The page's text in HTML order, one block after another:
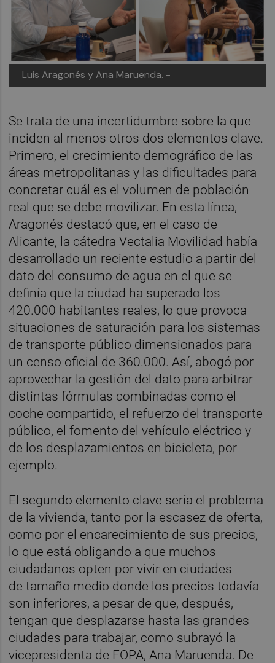
Luis Aragonés y Ana Maruenda. -
Se trata de una incertidumbre sobre la que
inciden al menos otros dos elementos clave.
Primero, el crecimiento demográfico de las
áreas metropolitanas y las dificultades para
concretar cuál es el volumen de población
real que se debe movilizar. En esta línea,
Aragonés destacó que, en el caso de
Alicante, la cátedra Vectalia Movilidad había
desarrollado un reciente estudio a partir del
dato del consumo de agua en el que se
definía que la ciudad ha superado los
420.000 habitantes reales, lo que provoca
situaciones de saturación para los sistemas
de transporte público dimensionados para
un censo oficial de 360.000. Así, abogó por
aprovechar la gestión del dato para arbitrar
distintas fórmulas combinadas como el
coche compartido, el refuerzo del transporte
público, el fomento del vehículo eléctrico y
de los desplazamientos en bicicleta, por
ejemplo.
El segundo elemento clave sería el problema
de la vivienda, tanto por la escasez de oferta,
como por el encarecimiento de sus precios,
lo que está obligando a que muchos
ciudadanos opten por vivir en ciudades
de tamaño medio donde los precios todavía
son inferiores, a pesar de que, después,
tengan que desplazarse hasta las grandes
ciudades para trabajar, como subrayó la
vicepresidenta de FOPA, Ana Maruenda. De